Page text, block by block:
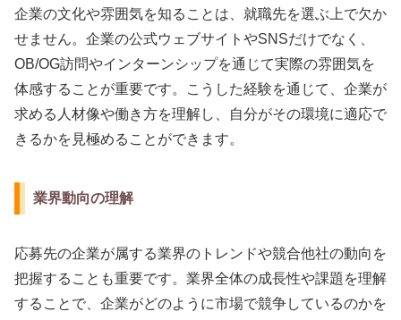
企業の文化や雰囲気を知ることは、就職先を選ぶ上で欠か
せません。企業の公式ウェブサイトやSNSだけでなく、
OB/OG訪問やインターンシップを通じて実際の雰囲気を
体感することが重要です。こうした経験を通じて、企業が
求める人材像や働き方を理解し、自分がその環境に適応で
きるかを見極めることができます。
業界動向の理解
応募先の企業が属する業界のトレンドや競合他社の動向を
把握することも重要です。業界全体の成長性や課題を理解
することで、企業がどのように市場で競争しているのかを